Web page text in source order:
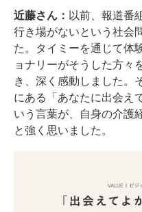
近藤さん： 以前、報道番
行き場がないという社会
た。タイミーを通じて体
ョナリーがそうした方々
き、深く感動しました。
にある「あなたに出会え
いう言葉が、自身の介護
と強く思いました。